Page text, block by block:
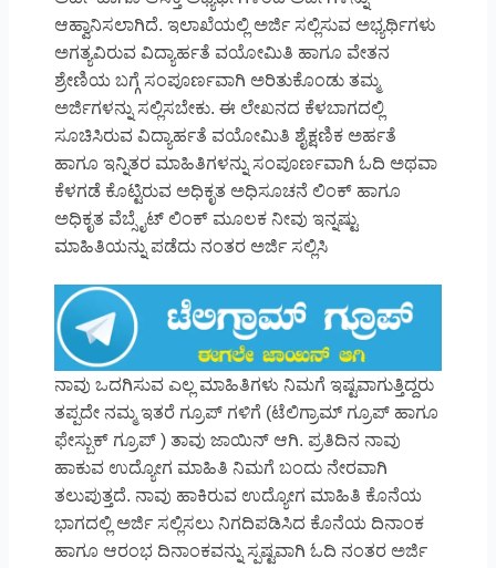
ಆಹ್ವಾನಿಸಲಾಗಿದೆ. ಇಲಾಖೆಯಲ್ಲಿ ಅರ್ಜಿ ಸಲ್ಲಿಸುವ ಅಭ್ಯರ್ಥಿಗಳು
ಅಗತ್ಯವಿರುವ ವಿದ್ಯಾರ್ಹತೆ ವಯೋಮಿತಿ ಹಾಗೂ ವೇತನ
ಶ್ರೇಣಿಯ ಬಗ್ಗೆ ಸಂಪೂರ್ಣವಾಗಿ ಅರಿತುಕೊಂಡು ತಮ್ಮ
ಅರ್ಜಿಗಳನ್ನು ಸಲ್ಲಿಸಬೇಕು. ಈ ಲೇಖನದ ಕೆಳಬಾಗದಲ್ಲಿ
ಸೂಚಿಸಿರುವ ವಿದ್ಯಾರ್ಹತೆ ವಯೋಮಿತಿ ಶೈಕ್ಷಣಿಕ ಅರ್ಹತೆ
ಹಾಗೂ ಇನ್ನಿತರ ಮಾಹಿತಿಗಳನ್ನು ಸಂಪೂರ್ಣವಾಗಿ ಓದಿ ಅಥವಾ
ಕೆಳಗಡೆ ಕೊಟ್ಟಿರುವ ಅಧಿಕೃತ ಅಧಿಸೂಚನೆ ಲಿಂಕ್ ಹಾಗೂ
ಅಧಿಕೃತ ವೆಬ್ಸೈಟ್ ಲಿಂಕ್ ಮೂಲಕ ನೀವು ಇನ್ನಷ್ಟು
ಮಾಹಿತಿಯನ್ನು ಪಡೆದು ನಂತರ ಅರ್ಜಿ ಸಲ್ಲಿಸಿ
ನಾವು ಒದಗಿಸುವ ಎಲ್ಲ ಮಾಹಿತಿಗಳು ನಿಮಗೆ ಇಷ್ಟವಾಗುತ್ತಿದ್ದರು
ತಪ್ಪದೇ ನಮ್ಮ ಇತರೆ ಗ್ರೂಪ್ ಗಳಿಗೆ (ಟೆಲಿಗ್ರಾಮ್ ಗ್ರೂಪ್ ಹಾಗೂ
ಫೇಸ್ಬುಕ್ ಗ್ರೂಪ್ ) ತಾವು ಜಾಯಿನ್ ಆಗಿ. ಪ್ರತಿದಿನ ನಾವು
ಹಾಕುವ ಉದ್ಯೋಗ ಮಾಹಿತಿ ನಿಮಗೆ ಬಂದು ನೇರವಾಗಿ
ತಲುಪುತ್ತದೆ. ನಾವು ಹಾಕಿರುವ ಉದ್ಯೋಗ ಮಾಹಿತಿ ಕೊನೆಯ
ಭಾಗದಲ್ಲಿ ಅರ್ಜಿ ಸಲ್ಲಿಸಲು ನಿಗದಿಪಡಿಸಿದ ಕೊನೆಯ ದಿನಾಂಕ
ಹಾಗೂ ಆರಂಭ ದಿನಾಂಕವನ್ನು ಸ್ಪಷ್ಟವಾಗಿ ಓದಿ ನಂತರ ಅರ್ಜಿ